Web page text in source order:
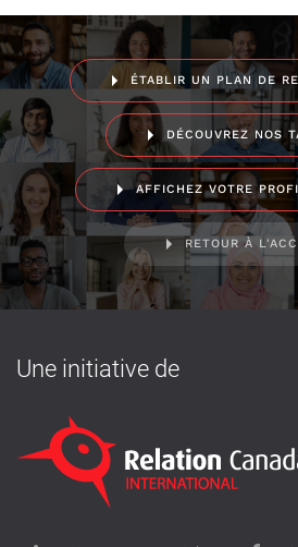
ÉTABLIR UN PLAN DE
DÉCOUVREZ NOS
AFFICHEZ VOTRE
RETOUR À
Une initiative de